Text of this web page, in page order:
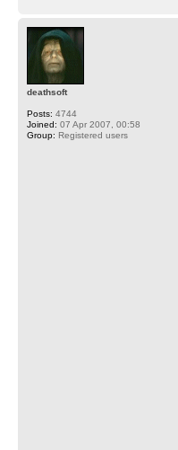
deathsoft
Posts: 4744
Joined: 07 Apr 2007, 00:58
Group: Registered users